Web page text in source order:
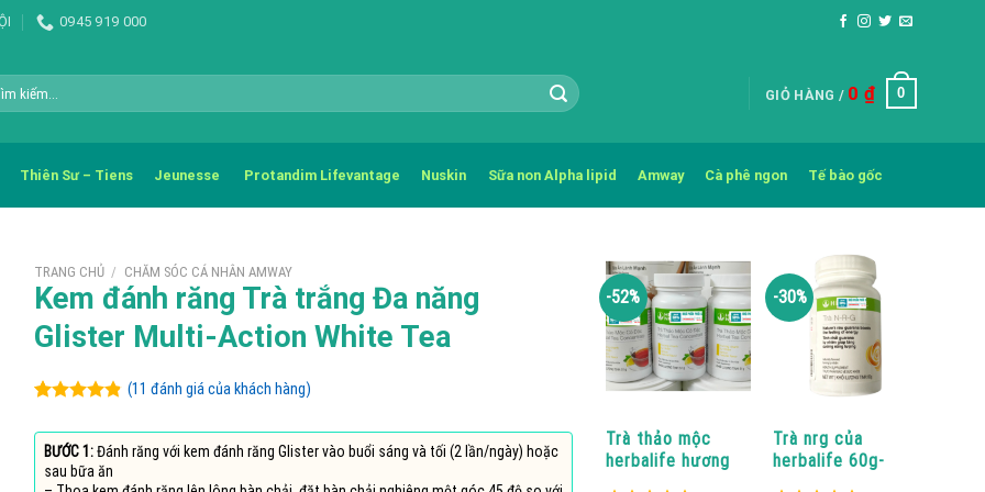
0945 919 000
GIỎ HÀNG / 0 ₫ 0
Thiên Sư – Tiens Jeunesse Protandim Lifevantage Nuskin Sữa non Alpha lipid Amway Cà phê ngon Tế bào gốc
TRANG CHỦ / CHĂM SÓC CÁ NHÂN AMWAY
Kem đánh răng Trà trắng Đa năng
Glister Multi-Action White Tea
dựa trên
đánh giá
(11 đánh giá của khách hàng)
BƯỚC 1:Đánh răng với kem đánh răng Glister vào buổi sáng và tối (2 lần/ngày) hoặc
sau bữa ăn
-52%
Trà thảo mộc
herbalife hương
-30%
Trà nrg của
herbalife 60g-